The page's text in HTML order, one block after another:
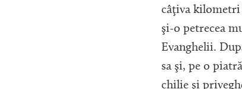
câţiva kilometri
şi-o petrecea
Evanghelii.
sa şi, pe o
chilie şi